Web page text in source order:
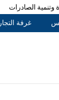
وتنمية الصادرات
غرفة